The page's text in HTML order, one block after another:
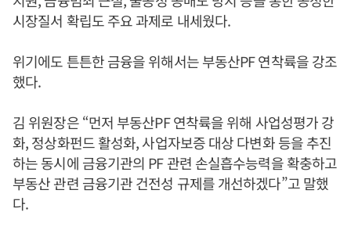
시장질서 확립도 주요 과제로 내세웠다.
위기에도 튼튼한 금융을 위해서는 부동산PF 연착륙을 강조
했다.
김 위원장은 “먼저 부동산PF 연착륙을 위해 사업성평가 강
화, 정상화펀드 활성화, 사업자보증 대상 다변화 등을 추진
하는 동시에 금융기관의 PF 관련 손실흡수능력을 확충하고
부동산 관련 금융기관 건전성 규제를 개선하겠다”고 말했
다.